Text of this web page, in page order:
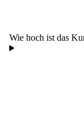
Wie hoch ist das